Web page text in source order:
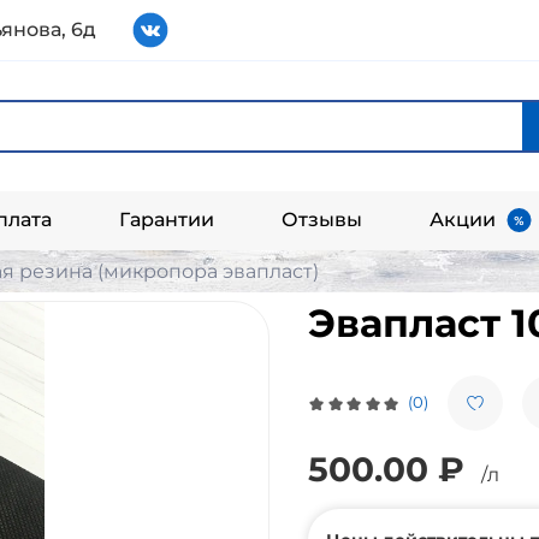
6д
Гарантии Отзывы Акции
резина (микропора эвапласт)
(0)
Эвапласт
500.00 ₽ /л